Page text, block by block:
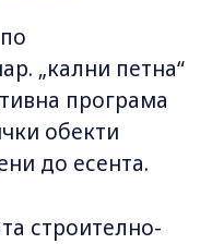
„кални петна“
програма
обекти
до есента.
строително-